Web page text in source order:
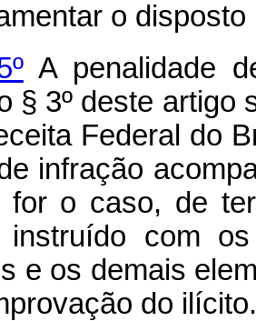
o
A penalidade
§ 3º deste artigo
Federal do
infração
for o caso, de
instruído com
e os demais
do